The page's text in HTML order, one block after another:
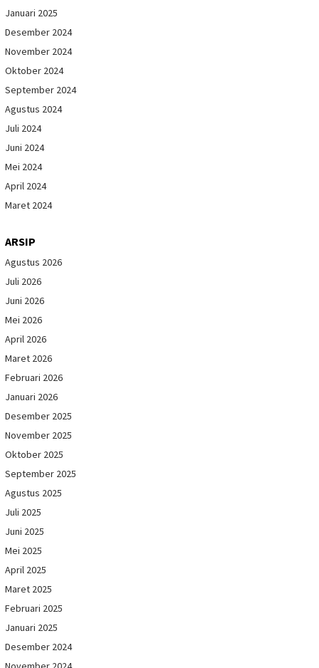
Januari 2025
Desember 2024
November 2024
Oktober 2024
September 2024
Agustus 2024
Juli 2024
Juni 2024
Mei 2024
April 2024
Maret 2024
ARSIP
Agustus 2026
Juli 2026
Juni 2026
Mei 2026
April 2026
Maret 2026
Februari 2026
Januari 2026
Desember 2025
November 2025
Oktober 2025
September 2025
Agustus 2025
Juli 2025
Juni 2025
Mei 2025
April 2025
Maret 2025
Februari 2025
Januari 2025
Desember 2024